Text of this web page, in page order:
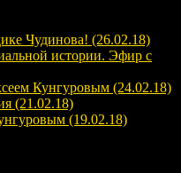
Чудинова! (26.02.18)
истории. Эфир с
Кунгуровым (24.02.18)
(21.02.18)
(19.02.18)